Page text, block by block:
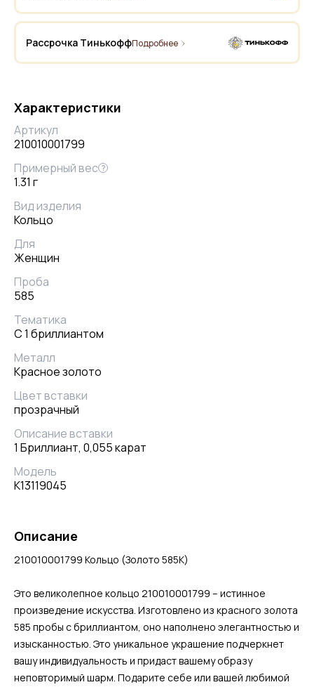
Рассрочка ТинькоффПодробнее
Характеристики
Артикул
210010001799
Примерный вес ?
1.31 г
Вид изделия
Кольцо
Для
Женщин
Проба
585
Тематика
С 1 бриллиантом
Металл
Красное золото
Цвет вставки
прозрачный
Описание вставки
1 Бриллиант, 0,055 карат
Модель
К13119045
Описание
210010001799 Кольцо (Золото 585К)
Это великолепное кольцо 210010001799 – истинное
произведение искусства. Изготовлено из красного золота
585 пробы с бриллиантом, оно наполнено элегантностью и
изысканностью. Это уникальное украшение подчеркнет
вашу индивидуальность и придаст вашему образу
неповторимый шарм. Подарите себе или вашей любимой